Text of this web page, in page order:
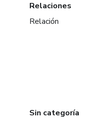
Relaciones
Relación
Sin categoría